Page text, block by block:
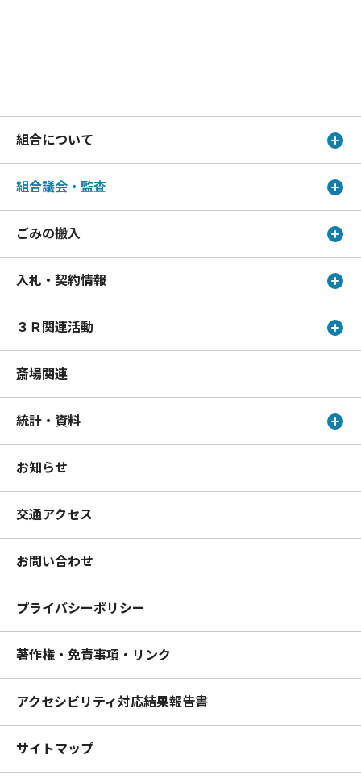
組合について
組合議会・監査
ごみの搬入
入札・契約情報
３Ｒ関連活動
斎場関連
統計・資料
お知らせ
交通アクセス
お問い合わせ
プライバシーポリシー
著作権・免責事項・リンク
アクセシビリティ対応結果報告書
サイトマップ